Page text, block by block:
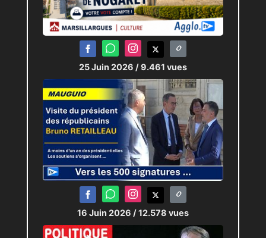
25 Juin 2026 / 9.461 vues
16 Juin 2026 / 12.578 vues